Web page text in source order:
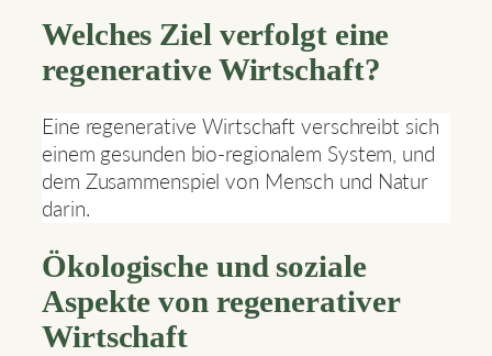
Welches Ziel verfolgt eine
regenerative Wirtschaft?
Eine regenerative Wirtschaft verschreibt sich
einem gesunden bio-regionalem System, und
dem Zusammenspiel von Mensch und Natur
darin.
Ökologische und soziale
Aspekte von regenerativer
Wirtschaft